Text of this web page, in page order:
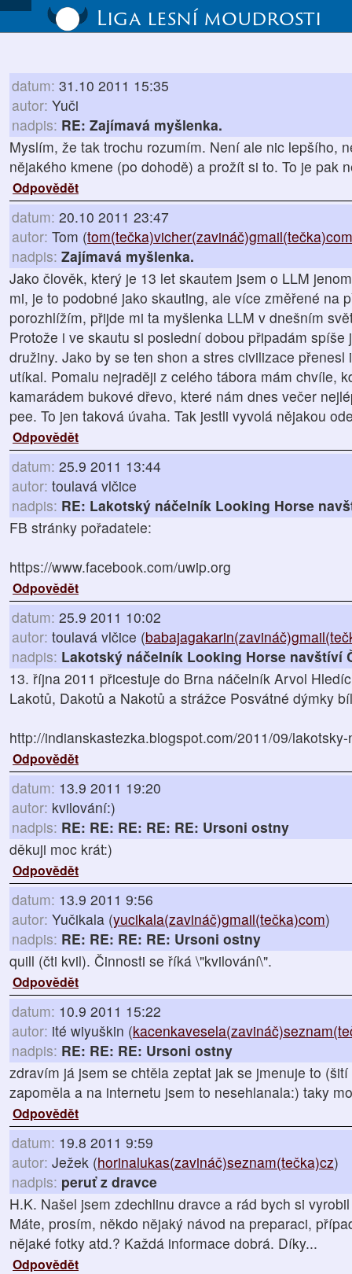
Liga lesní moudrosti
datum: 31.10 2011 15:35
autor: Yuči
nadpis: RE: Zajímavá myšlenka.
Myslím, že tak trochu rozumím. Není ale nic lepšího,
nějakého kmene (po dohodě) a prožít si to. To je pak
Odpovědět
datum: 20.10 2011 23:47
autor: Tom (tom(tečka)vicher(zavináč)gmail(tečka)com
nadpis: Zajímavá myšlenka.
Jako člověk, který je 13 let skautem jsem o LLM
mi, je to podobné jako skauting, ale více změřené na
porozhlížím, přijde mi ta myšlenka LLM v dnešním
Protože i ve skautu si poslední dobou připadám
družiny. Jako by se ten shon a stres civilizace
utíkal. Pomalu nejraději z celého tábora mám chvíle,
kamarádem bukové dřevo, které nám dnes večer
pee. To jen taková úvaha. Tak jestli vyvolá nějakou
Odpovědět
datum: 25.9 2011 13:44
autor: toulavá vlčice
nadpis: RE: Lakotský náčelník Looking Horse
FB stránky pořadatele:
https://www.facebook.com/uwip.org
Odpovědět
datum: 25.9 2011 10:02
autor: toulavá vlčice (
nadpis: Lakotský náčelník Looking Horse navštíví
13. října 2011 přicestuje do Brna náčelník Arvol
Lakotů, Dakotů a Nakotů a strážce Posvátné dýmky
http://indianskastezka.blogspot.com/2011/09/
Odpovědět
datum: 13.9 2011 19:20
autor: kvilování:)
nadpis: RE: RE: RE: RE: RE: Ursoni ostny
děkuji moc krát:)
Odpovědět
datum: 13.9 2011 9:56
autor: Yučikala (yucikala(zavináč)gmail(tečka)com)
nadpis: RE: RE: RE: RE: Ursoni ostny
quill (čti kvil). Činnosti se říká \"kvilování\".
Odpovědět
datum: 10.9 2011 15:22
autor: ité wiyuškin (
nadpis: RE: RE: RE: Ursoni ostny
zdravím já jsem se chtěla zeptat jak se jmenuje to
zapoměla a na internetu jsem to nesehlanala:) taky
Odpovědět
datum: 19.8 2011 9:59
autor: Ježek (horinalukas(zavináč)seznam(tečka)cz)
nadpis: peruť z dravce
H.K. Našel jsem zdechlinu dravce a rád bych si
Máte, prosím, někdo nějaký návod na preparaci,
nějaké fotky atd.? Každá informace dobrá. Díky...
Odpovědět